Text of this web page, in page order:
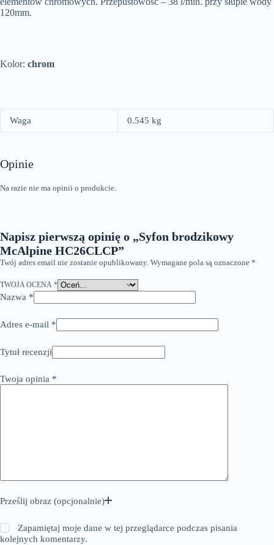
120mm.
Kolor: chrom
Waga 0.545 kg
Opinie
Na razie nie ma opinii o produkcie.
Napisz pierwszą opinię o „Syfon brodzikowy
McAlpine HC26CLCP”
Twój adres email nie zostanie opublikowany. Wymagane pola są oznaczone *
TWOJA OCENA *
Nazwa *
Adres e-mail *
Tytuł recenzji
Twoja opinia *
Prześlij obraz (opcjonalnie)
Zapamiętaj moje dane w tej przeglądarce podczas pisania
kolejnych komentarzy.